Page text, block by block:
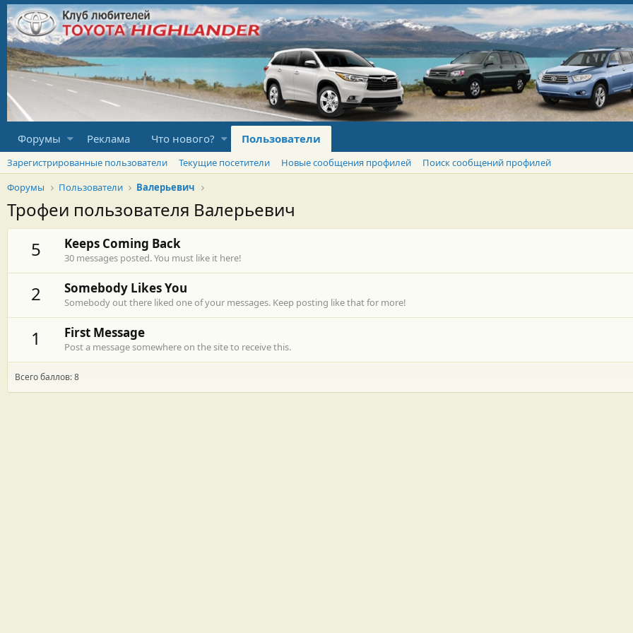
Форумы Реклама Что нового? Пользователи
Зарегистрированные пользователи Текущие посетители Новые сообщения профилей
Поиск сообщений профилей
Форумы
Пользователи Валерьевич
Трофеи пользователя Валерьевич
5
Keeps Coming Back
30 messages posted. You must like it here!
2 Somebody Likes You
Somebody out there liked one of your messages. Keep posting like that for more!
1 First Message
Post a message somewhere on the site to receive this.
Всего баллов: 8